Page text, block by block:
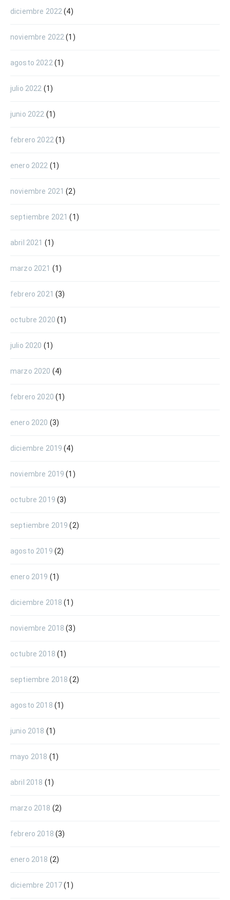
diciembre 2022 (4)
noviembre 2022 (1)
agosto 2022 (1)
julio 2022 (1)
junio 2022 (1)
febrero 2022 (1)
enero 2022 (1)
noviembre 2021 (2)
septiembre 2021 (1)
abril 2021 (1)
marzo 2021 (1)
febrero 2021 (3)
octubre 2020 (1)
julio 2020 (1)
marzo 2020 (4)
febrero 2020 (1)
enero 2020 (3)
diciembre 2019 (4)
noviembre 2019 (1)
octubre 2019 (3)
septiembre 2019 (2)
agosto 2019 (2)
enero 2019 (1)
diciembre 2018 (1)
noviembre 2018 (3)
octubre 2018 (1)
septiembre 2018 (2)
agosto 2018 (1)
junio 2018 (1)
mayo 2018 (1)
abril 2018 (1)
marzo 2018 (2)
febrero 2018 (3)
enero 2018 (2)
diciembre 2017(1)